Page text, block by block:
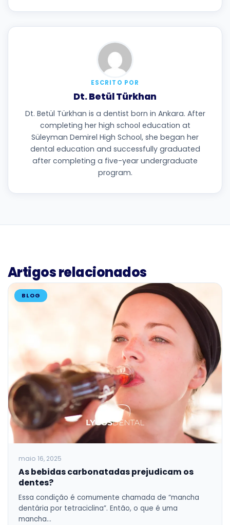
ESCRITO POR
Dt. Betül Türkhan
Dt. Betül Türkhan is a dentist born in Ankara. After
completing her high school education at
Süleyman Demirel High School, she began her
dental education and successfully graduated
after completing a five-year undergraduate
program.
Artigos relacionados
BLOG
maio 16, 2025
As bebidas carbonatadas prejudicam os
dentes?
Essa condição é comumente chamada de “mancha
dentária por tetraciclina”. Então, o que é uma
mancha…